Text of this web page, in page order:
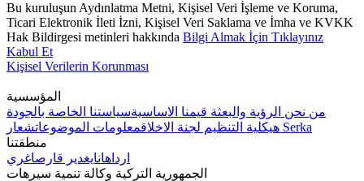
Bu kuruluşun Aydınlatma Metni, Kişisel Veri İşleme ve Koruma,
Ticari Elektronik İleti İzni, Kişisel Veri Saklama ve İmha ve KVKK
Hak Bildirgesi metinleri hakkında Bilgi Almak İçin Tıklayınız
Kabul Et
Kişisel Verilerin Korunması
المؤسسية
من نحن الرؤية والبعثة قيمنا الاساسيةسياستنا الخاصة بالجودة
هيكلية التنظيم لجنة الاخلاقمعلومات الموضوعات
شعار Serka
منطقتنا
ارداهانايغدير قارصاغري
الجمهورية التركية وكالة تنمية سيرهات